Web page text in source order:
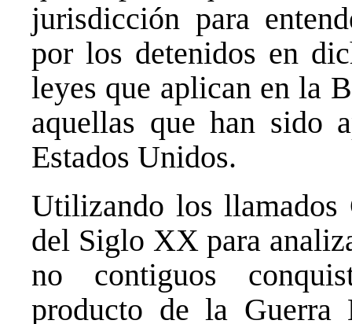
jurisdicción para
por los detenidos en
leyes que aplican en la
aquellas que han sido
Estados Unidos.
Utilizando los llamados
del Siglo XX para
no contiguos
producto de la Guerra